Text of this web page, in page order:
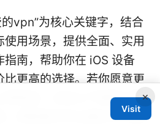
vpn”为核心关键字，结合
用场景，提供全面、实用
指南，帮助你在 iOS 设备
比更高的选择。若你愿意更
网体验，点击以下链接了解
，获取更多专业建议与专属
×
Visit